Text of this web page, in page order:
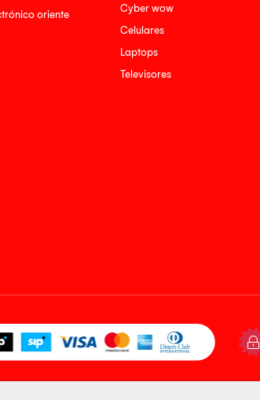
oriente
Cyber wow
Celulares
Laptops
Televisores